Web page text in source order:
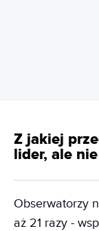
Z jakiej
lider, ale
Obserwatorzy
aż 21 razy -